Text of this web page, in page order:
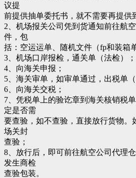
议提
前提供抽单委托书，就不需要再提供
2、机场报关公司凭到货通知前往航
件，包
括：空运运单、随机文件（fp和装箱
3、机场口岸报检，通关单（法检）；
4、向海关申报；
5、海关审单，如审单通过，出税单
6、向海关交税；
7、凭税单上的验讫章到海关核销税
定是否需
要查验，如不查验，直接放行货物。
场关封
查验；
8、放行后，即可前往航空公司代理
发生商检
查验包装。